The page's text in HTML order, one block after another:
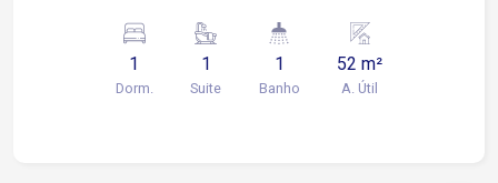
McDonald?s Acesso fácil a principais avenidas e
transporte público Condomínio: Salão de festas
Churrasqueira Quadra esportiva Academia SPA
1
Dorm.
1
Suite
1
Banho
52 m²
A. Útil